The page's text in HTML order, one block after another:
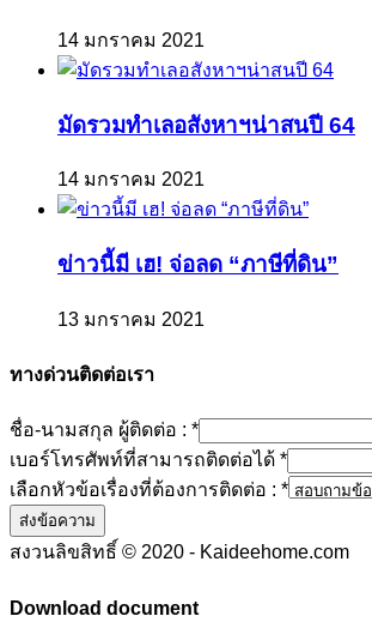
14 มกราคม 2021
มัดรวมทำเลอสังหาฯน่าสนปี 64
14 มกราคม 2021
ข่าวนี้มี เฮ! จ่อลด “ภาษีที่ดิน”
13 มกราคม 2021
ทางด่วนติดต่อเรา
ชื่อ-นามสกุล ผู้ติดต่อ : *
เบอร์โทรศัพท์ที่สามารถติดต่อได้ *
เลือกหัวข้อเรื่องที่ต้องการติดต่อ : *
ส่งข้อความ
สงวนลิขสิทธิ์ © 2020 - Kaideehome.com
Download document